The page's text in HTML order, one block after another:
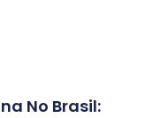
No Brasil: